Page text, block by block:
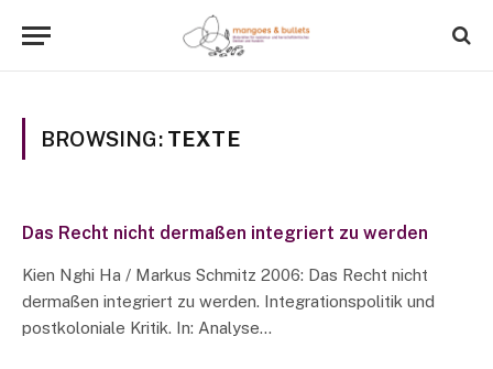
BROWSING: TEXTE
Das Recht nicht dermaßen integriert zu werden
Kien Nghi Ha / Markus Schmitz 2006: Das Recht nicht
dermaßen integriert zu werden. Integrationspolitik und
postkoloniale Kritik. In: Analyse…